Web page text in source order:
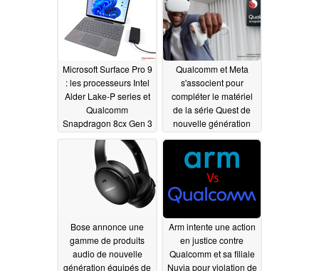
Microsoft Surface Pro 9
: les processeurs Intel
Alder Lake-P series et
Qualcomm
Snapdragon 8cx Gen 3
sont destinés aux
convertibles 2-en-1 de
nouvelle génération
09/14/2022
Qualcomm et Meta
s'associent pour
compléter le matériel
de la série Quest de
nouvelle génération
09/03/2022
Bose annonce une
gamme de produits
audio de nouvelle
génération équipés de
Arm intente une action
en justice contre
Qualcomm et sa filiale
Nuvia pour violation de